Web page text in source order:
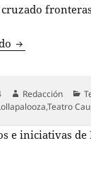
Easykid llega
Autor
Redacción
,Teatro